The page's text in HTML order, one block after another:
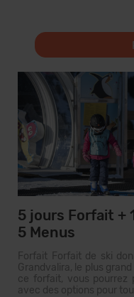
5 jours Forfait +
5 Menus
Forfait Forfait de ski
Grandvalira, le plus
ce forfait, vous pourrez
avec des options pour